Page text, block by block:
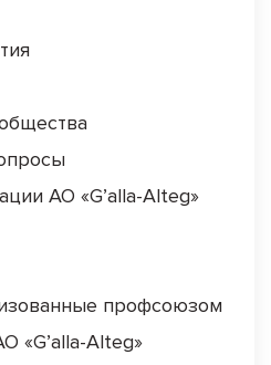
АО «G’alla-Alteg»
профсоюзом
«G’alla-Alteg»